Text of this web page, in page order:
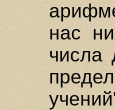
нас